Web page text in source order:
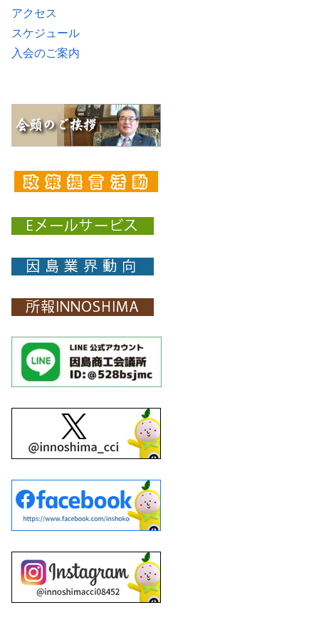
アクセス
スケジュール
入会のご案内